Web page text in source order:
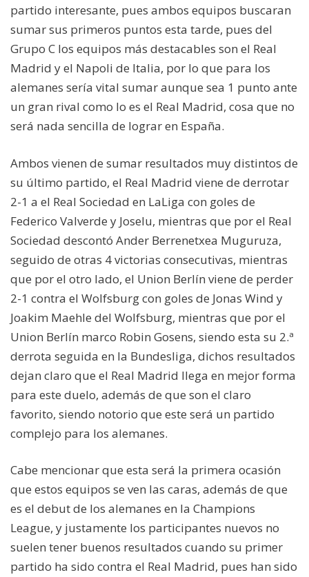
partido interesante, pues ambos equipos buscaran
sumar sus primeros puntos esta tarde, pues del
Grupo C los equipos más destacables son el Real
Madrid y el Napoli de Italia, por lo que para los
alemanes sería vital sumar aunque sea 1 punto ante
un gran rival como lo es el Real Madrid, cosa que no
será nada sencilla de lograr en España.
Ambos vienen de sumar resultados muy distintos de
su último partido, el Real Madrid viene de derrotar
2-1 a el Real Sociedad en LaLiga con goles de
Federico Valverde y Joselu, mientras que por el Real
Sociedad descontó Ander Berrenetxea Muguruza,
seguido de otras 4 victorias consecutivas, mientras
que por el otro lado, el Union Berlín viene de perder
2-1 contra el Wolfsburg con goles de Jonas Wind y
Joakim Maehle del Wolfsburg, mientras que por el
Union Berlín marco Robin Gosens, siendo esta su 2.ª
derrota seguida en la Bundesliga, dichos resultados
dejan claro que el Real Madrid llega en mejor forma
para este duelo, además de que son el claro
favorito, siendo notorio que este será un partido
complejo para los alemanes.
Cabe mencionar que esta será la primera ocasión
que estos equipos se ven las caras, además de que
es el debut de los alemanes en la Champions
League, y justamente los participantes nuevos no
suelen tener buenos resultados cuando su primer
partido ha sido contra el Real Madrid, pues han sido